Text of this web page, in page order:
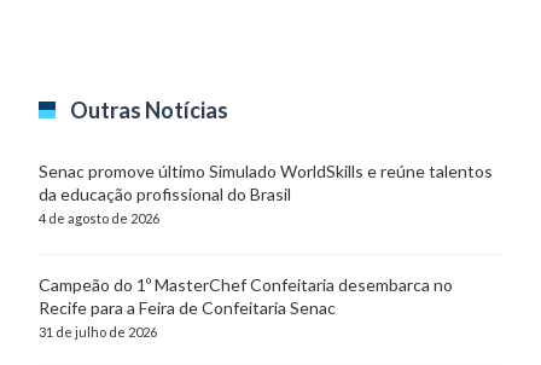
Outras Notícias
Senac promove último Simulado WorldSkills e reúne talentos
da educação profissional do Brasil
4 de agosto de 2026
Campeão do 1º MasterChef Confeitaria desembarca no
Recife para a Feira de Confeitaria Senac
31 de julho de 2026